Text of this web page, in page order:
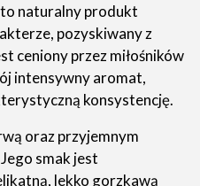
to naturalny produkt
pozyskiwany z
ceniony przez miłośników
intensywny aromat,
konsystencję.
oraz przyjemnym
smak jest
lekko gorzkawą